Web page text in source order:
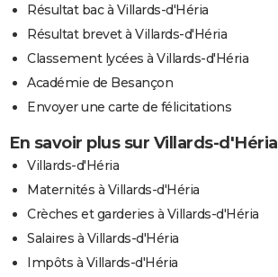
Résultat bac à Villards-d'Héria
Résultat brevet à Villards-d'Héria
Classement lycées à Villards-d'Héria
Académie de Besançon
Envoyer une carte de félicitations
En savoir plus sur Villards-d'Héria
Villards-d'Héria
Maternités à Villards-d'Héria
Crèches et garderies à Villards-d'Héria
Salaires à Villards-d'Héria
Impôts à Villards-d'Héria